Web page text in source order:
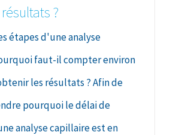
?
étapes d'une analyse
faut-il compter environ
les résultats ? Afin de
pourquoi le délai de
analyse capillaire est en